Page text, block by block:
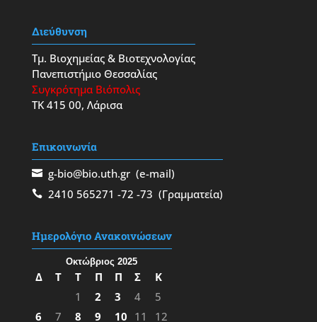
Διεύθυνση
Τμ. Βιοχημείας & Βιοτεχνολογίας
Πανεπιστήμιο Θεσσαλίας
Συγκρότημα Βιόπολις
ΤΚ 415 00, Λάρισα
Επικοινωνία
g-bio@bio.uth.gr(e-mail)
2410 565271 -72 -73 (Γραμματεία)
Ημερολόγιο Ανακοινώσεων
Οκτώβριος 2025
Δ Τ Τ Π Π Σ
Κ
1
2 3 4
5
6
7 8 9 10 11 12